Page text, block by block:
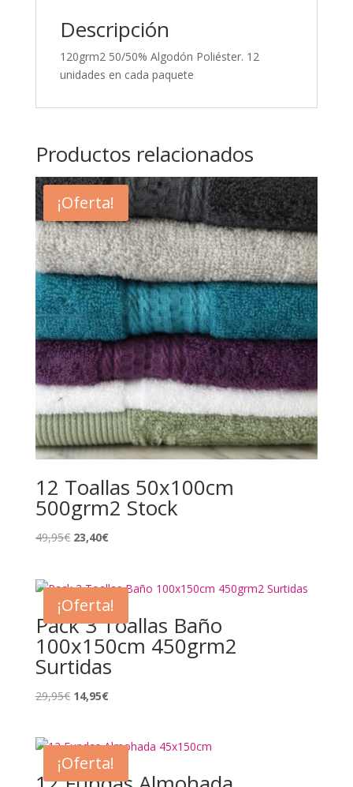
Descripción
120grm2 50/50% Algodón Poliéster. 12
unidades en cada paquete
Productos relacionados
¡Oferta!
12 Toallas 50x100cm
500grm2 Stock
49,95€ El
era:
49,95€.
23,40€El
es:
23,40€.
¡Oferta!
Pack 3 Toallas Baño
100x150cm 450grm2
Surtidas
29,95€ El
era:
29,95€.
14,95€El
es:
14,95€.
¡Oferta!